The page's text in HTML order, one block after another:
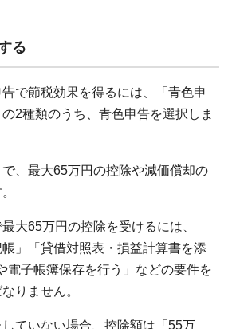
る
で節税効果を得るには、「青色申
2種類のうち、青色申告を選択しま
、最大65万円の控除や減価償却の
大65万円の控除を受けるには、
帳」「貸借対照表・損益計算書を添
電子帳簿保存を行う」などの要件を
りません。
ていない場合、控除額は「55万